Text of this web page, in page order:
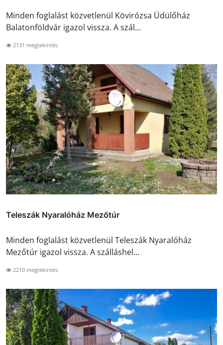
Minden foglalást közvetlenül Kövirózsa Üdülőház
Balatonföldvár igazol vissza. A szál...
2131 megtekintés
Teleszák Nyaralóház Mezőtúr
Minden foglalást közvetlenül Teleszák Nyaralóház
Mezőtúr igazol vissza. A szálláshel...
2210 megtekintés